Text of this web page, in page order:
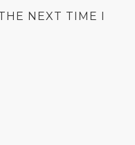
NEXT TIME I